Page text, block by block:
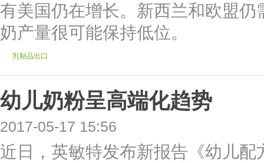
有美国仍在增长。新西兰和欧盟
奶产量很可能保持低位。
乳制品出口
幼儿奶粉呈高端化趋势
2017-05-17 15:56
近日，英敏特发布新报告《幼儿